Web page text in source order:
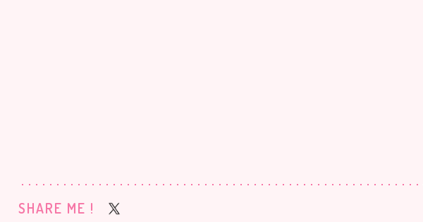
SHARE ME !